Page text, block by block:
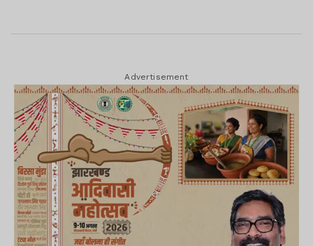
Advertisement